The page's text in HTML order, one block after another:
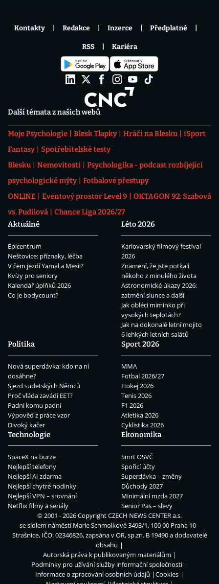
Další témata z našich webů
Moje Psychologie Blesk Tlapky Hráči na Blesku
iSport
Fantasy
Spotřebitelské testy
Blesku
Nemovitosti
Psychologika - podcast rozbíjející
psychologické mýty
Fotbalové přestupy
ONLINE
Eventový prostor Level 9
OKTAGON 92: Szabová
vs. Pudilová
Chance Liga 2026/27
Aktuálně
Epicentrum
Neštovice: příznaky, léčba
V čem jezdí Yamal a Mesii?
Kvízy pro seniory
Kalendář úplňků 2026
Co je bodycount?
Léto 2026
Karlovarský filmový festival
2026
Znamení, že jste potkali
někoho z minulého života
Astronomické úkazy 2026:
zatmění slunce a další
Jak obléci miminko při
vysokých teplotách?
Jak na dokonalé letní mojito
6 lehkých letních salátů
Politika
Nová superdávka: kdo na ní
dosáhne?
Sjezd sudetských Němců
Proč vláda zavádí EET?
Padni komu padni
Výpověď z práce vzor
Divoký kačer
Sport 2026
MMA
Fotbal 2026/27
Hokej 2026
Tenis 2026
F1 2026
Atletika 2026
Cyklistika 2026
Technologie
SpaceX na burze
Nejlepší telefony
Nejlepší AI zdarma
Nejlepší chytré hodinky
Nejlepší VPN – srovnání
Netflix filmy a seriály
Ekonomika
Smrt OSVČ
Spořicí účty
Superdávka – změny
Důchody 2027
Minimální mzda 2027
Senior Pas – slevy
Kontakty Redakce Inzerce Předplatné
RSS Kariéra
© 2001 - 2026 CopyrightCZECH NEWS CENTER a.s.
se sídlem náměstí Marie Schmolkové 3493/1, 100 00 Praha 10 -
Strašnice, IČO: 02346826, zapsána v OR, sp.zn. B 19490 a dodavatelé
obsahu
Autorská práva k publikovaným materiálům
Podmínky pro užívání služby informační společnosti
Informace o zpracování osobních údajů
Cookies